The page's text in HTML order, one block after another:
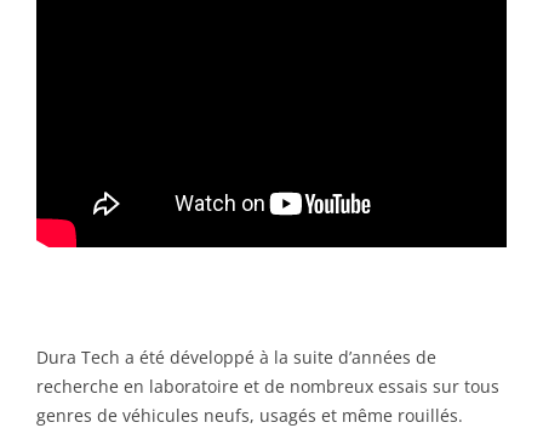
Dura Tech a été développé à la suite d’années de
recherche en laboratoire et de nombreux essais sur tous
genres de véhicules neufs, usagés et même rouillés.